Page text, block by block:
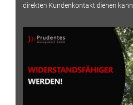
direkten Kundenkontakt dienen kann.